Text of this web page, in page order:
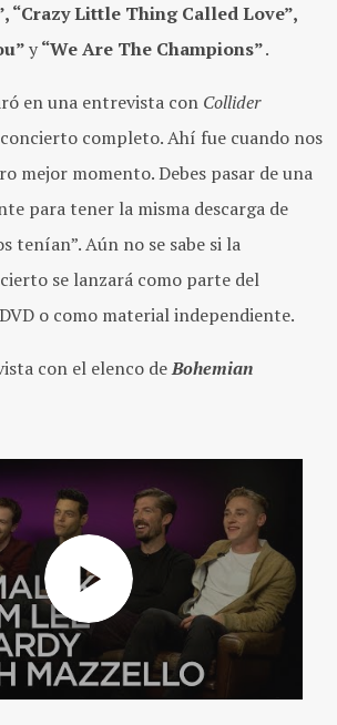
“Crazy Little Thing Called Love”,
y“We Are The Champions”.
en una entrevista con Collider
completo. Ahí fue cuando nos
mejor momento. Debes pasar de una
para tener la misma descarga de
tenían”. Aún no se sabe si la
se lanzará como parte del
o como material independiente.
con el elenco deBohemian